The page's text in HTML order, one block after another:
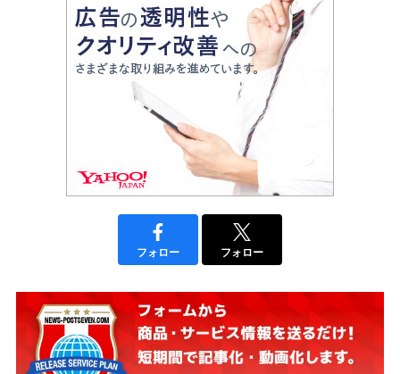
フォロー フォロー